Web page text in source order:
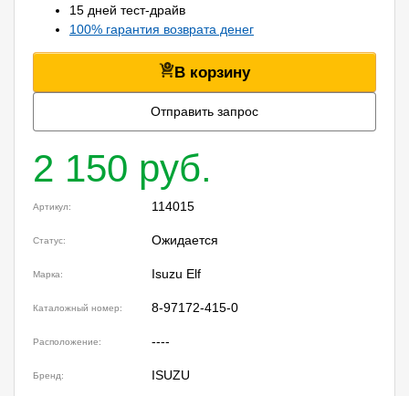
15 дней тест-драйв
100% гарантия возврата денег
В корзину
Отправить запрос
2 150 руб.
Артикул: 114015
Статус: Ожидается
Марка: Isuzu Elf
Каталожный номер: 8-97172-415-0
Расположение: ----
Бренд: ISUZU